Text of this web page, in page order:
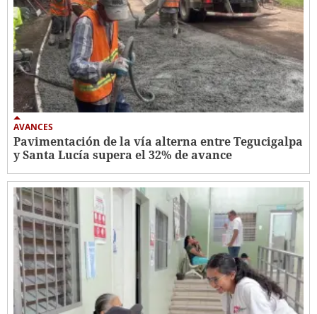
AVANCES
Pavimentación de la vía alterna entre Tegucigalpa
y Santa Lucía supera el 32% de avance